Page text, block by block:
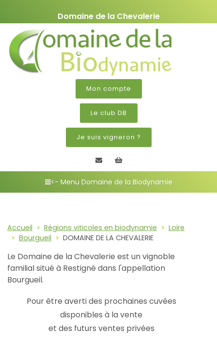
Domaine de la Chevalerie
Mon compte
Le club DB
Je suis vigneron ?
Contactez nous
<- Menu Domaine de la Biodynamie
Accueil Régions viticoles en biodynamie
Loire
Bourgueil
DOMAINE DE LA CHEVALERIE
Le Domaine de la Chevalerie est un vignoble
familial situé à Restigné dans l'appellation
Bourgueil.
Pour être averti des prochaines cuvées
disponibles à la vente
et des futurs ventes privées